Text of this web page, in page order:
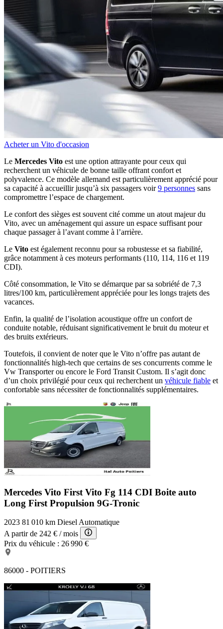
Acheter un Vito d'occasion
Le Mercedes Vito est une option attrayante pour ceux qui
recherchent un véhicule de bonne taille offrant confort et
polyvalence. Ce modèle allemand est particulièrement apprécié pour
sa capacité à accueillir jusqu’à six passagers voir9 personnes sans
compromettre l’espace de chargement.
Le confort des sièges est souvent cité comme un atout majeur du
Vito, avec un aménagement qui assure un espace suffisant pour
chaque passager à l’avant comme à l’arrière.
Le Vito est également reconnu pour sa robustesse et sa fiabilité,
grâce notamment à ces moteurs performants (110, 114, 116 et 119
CDI).
Côté consommation, le Vito se démarque par sa sobriété de 7,3
litres/100 km, particulièrement appréciée pour les longs trajets des
vacances.
Enfin, la qualité de l’isolation acoustique offre un confort de
conduite notable, réduisant significativement le bruit du moteur et
des bruits extérieurs.
Toutefois, il convient de noter que le Vito n’offre pas autant de
fonctionnalités high-tech que certains de ses concurrents comme le
Vw Transporter ou encore le Ford Transit Custom. Il s’agit donc
d’un choix privilégié pour ceux qui recherchent un véhicule fiable et
confortable sans nécessiter de fonctionnalités supplémentaires.
Mercedes Vito First Vito Fg 114 CDI Boite auto
Long First Propulsion 9G-Tronic
2023 81 010 km Diesel Automatique
A partir de 242 € / mois
Prix du véhicule : 26 990 €
86000 - POITIERS